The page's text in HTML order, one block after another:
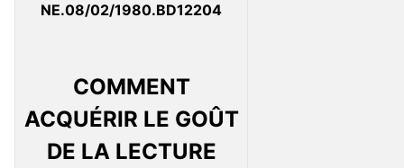
NE.08/02/1980.BD12204
COMMENT
ACQUÉRIR LE GOÛT
DE LA LECTURE